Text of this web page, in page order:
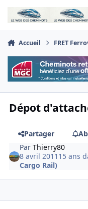
Aller au contenu
Accueil FRET
Dépot
Partager
ParThierry80
8 avril 2011 15 ans
Cargo Rail)